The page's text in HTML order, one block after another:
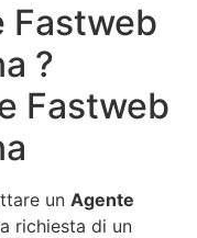
Fastweb
?
Fastweb
un Agente
richiesta di un